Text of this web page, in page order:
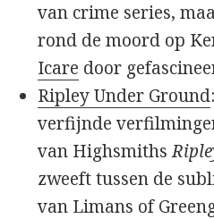
van crime series,
rond de moord op
Icare door
Ripley Under Ground
verfijnde
van Highsmiths
zweeft tussen de
van Limans of